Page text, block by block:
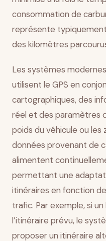
consommation de
représente
des kilomètres
Les systèmes
utilisent le GPS en
cartographiques, des
réel et des paramètres
poids du véhicule ou les
données provenant de
alimentent
permettant une
itinéraires en fonction
trafic. Par exemple, si
l’itinéraire prévu, le
proposer un itinéraire